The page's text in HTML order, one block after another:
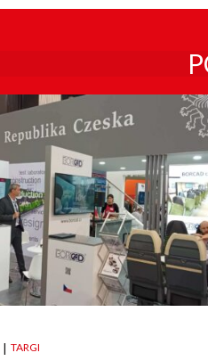
| TARGI